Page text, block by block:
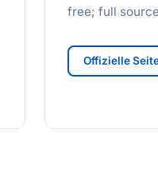
free; full
Offizielle